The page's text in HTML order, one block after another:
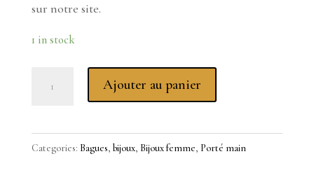
sur notre site.
1 in stock
Ajouter au panier
Categories: Bagues, bijoux, Bijoux femme, Porté main